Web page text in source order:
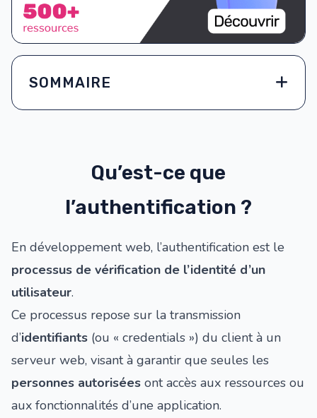
SOMMAIRE
Qu’est-ce que
l’authentification ?
En développement web, l’authentification est le
processus de vérification de l’identité d’un
utilisateur.
Ce processus repose sur la transmission
d’identifiants (ou « credentials ») du client à un
serveur web, visant à garantir que seules les
personnes autorisées ont accès aux ressources ou
aux fonctionnalités d’une application.